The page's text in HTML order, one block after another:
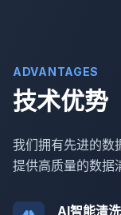
ADVANTAGES
技术优势
我们拥有先进的数
提供高质量的数据
AI智能清洗